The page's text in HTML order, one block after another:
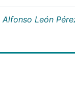
Alfonso León